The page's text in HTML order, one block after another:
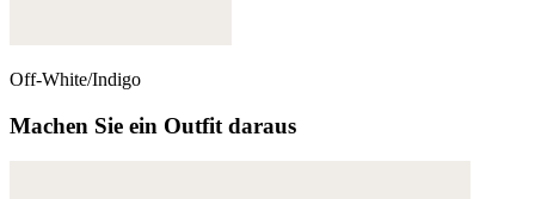
Off-White/Indigo
Machen Sie ein Outfit daraus